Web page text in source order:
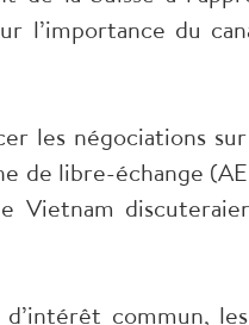
l’importance du
les négociations
de libre-échange
Vietnam
commun,